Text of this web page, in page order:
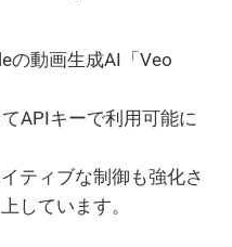
の動画生成AI「Veo
APIキーで利用可能に
ティブな制御も強化さ
しています。